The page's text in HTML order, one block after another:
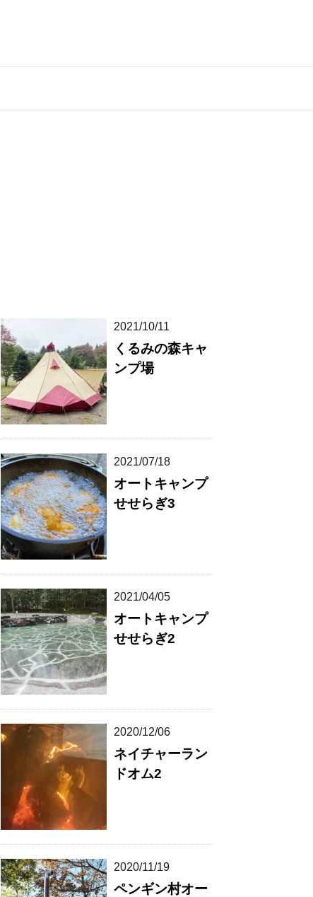
2021/10/11
くるみの森キャ
ンプ場
2021/07/18
オートキャンプ
せせらぎ3
2021/04/05
オートキャンプ
せせらぎ2
2020/12/06
ネイチャーラン
ドオム2
2020/11/19
ペンギン村オー